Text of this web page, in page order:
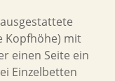
Kopfhöhe) mit
einen Seite ein
Einzelbetten